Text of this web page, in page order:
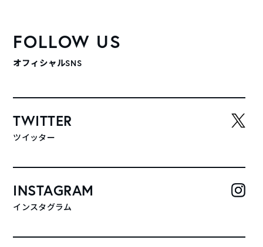
FOLLOW US
オフィシャルSNS
TWITTER
ツイッター
INSTAGRAM
インスタグラム